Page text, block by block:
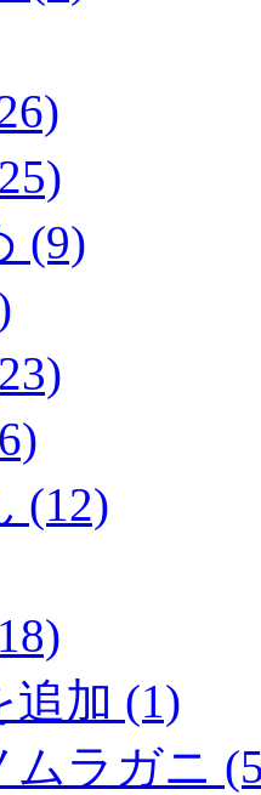
(9)
(12)
追加 (1)
ムラガニ